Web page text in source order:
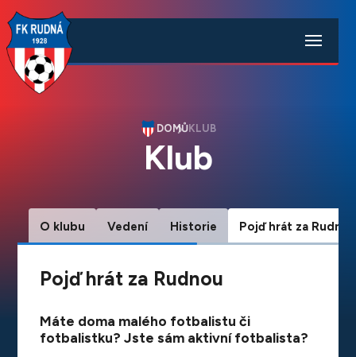
DOMŮ KLUB
Klub
O klubu Vedení Historie Pojď hrát za
Pojď hrát za Rudnou
Máte doma malého fotbalistu či
fotbalistku? Jste sám aktivní fotbalista?